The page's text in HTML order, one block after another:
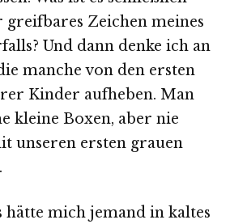
greifbares Zeichen meines
Und dann denke ich an
manche von den ersten
Kinder aufheben. Man
kleine Boxen, aber nie
unseren ersten grauen
hätte mich jemand in kaltes